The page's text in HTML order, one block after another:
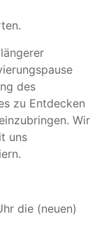
des
zu Entdecken
Wir
uns
die (neuen)